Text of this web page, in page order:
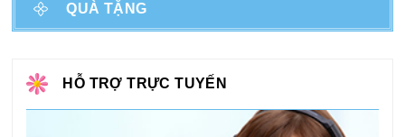
QUÀ TẶNG
HỖ TRỢ TRỰC TUYẾN